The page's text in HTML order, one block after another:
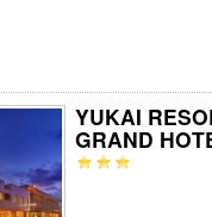
YUKAI
GRAND